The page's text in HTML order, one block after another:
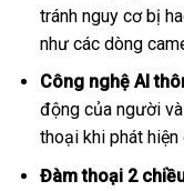
tránh nguy cơ bị
như các dòng
Công nghệ AI
động của người
thoại khi phát
Đàm thoại 2